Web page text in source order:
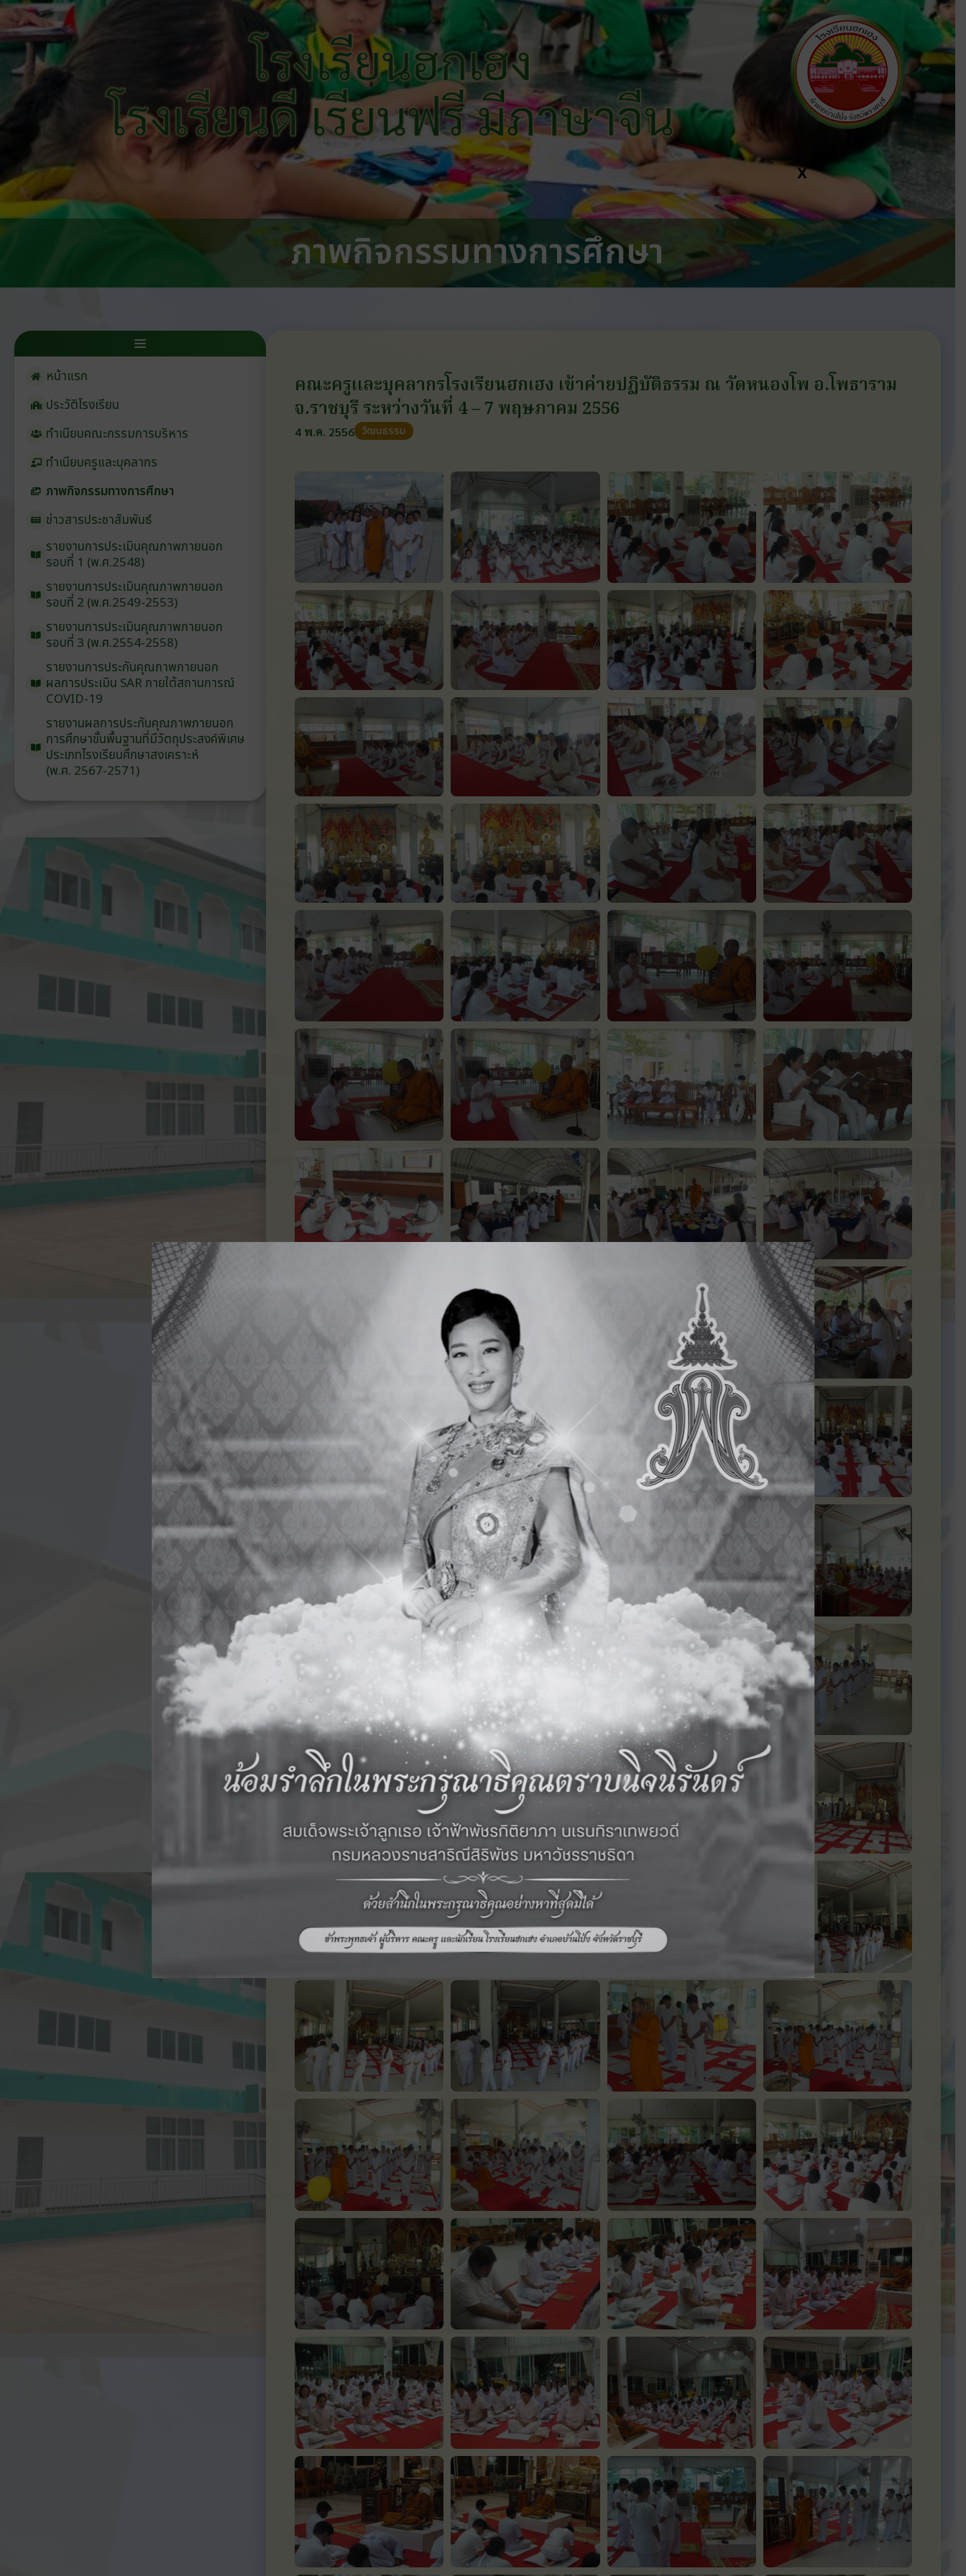
โรงเรียนฮกเฮง
โรงเรียนดี เรียนฟรี มีภาษาจีน
ภาพกิจกรรมทางการศึกษา
หน้าแรก
ประวัติโรงเรียน
ทำเนียบคณะกรรมการบริหาร
ทำเนียบครูและบุคลากร
ภาพกิจกรรมทางการศึกษา
ข่าวสารประชาสัมพันธ์
รายงานการประเมินคุณภาพภายนอก
รอบ⁠ที่ 1 (พ.ศ.2548)
รายงานการประเมินคุณภาพภายนอก
รอบ⁠ที่ 2 (พ.ศ.2549-2553)
รายงานการประเมินคุณภาพภายนอก
รอบ⁠ที่ 3 (พ.ศ.2554-2558)
รายงานการประกันคุณภาพภายนอก
ผลการประเมิน SARภายใต้สถานการณ์
COVID-19
รายงานผลการประกันคุณภาพภายนอก
การศึกษาขั้นพื้นฐานที่มีวัตถุประสงค์พิเศษ
ประเภทโรงเรียนศึกษาสงเคราะห์
(พ.ศ. 2567-2571)
คณะครูและบุคลากรโรงเรียนฮกเฮง เข้าค่ายปฏิบัติธรรม ณ วัดหนองโพ อ.โพธาราม
จ.ราชบุรี ระหว่างวันที่ 4 – 7 พฤษภาคม 2556
4 พ.ค. 2556 วัฒนธรรม
X